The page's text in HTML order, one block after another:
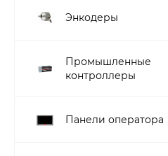
Энкодеры
Промышленные
контроллеры
Панели оператора